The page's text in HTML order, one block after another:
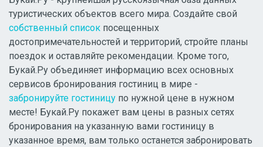
туристических объектов всего мира. Создайте свой
собственный список посещенных
достопримечательностей и территорий, стройте планы
поездок и оставляйте рекомендации. Кроме того,
Букай.Ру объединяет информацию всех основных
сервисов бронирования гостиниц в мире -
забронируйте гостиницу по нужной цене в нужном
месте! Букай.Ру покажет вам цены в разных сетях
бронирования на указанную вами гостиницу в
указанное время, вам только останется забронировать